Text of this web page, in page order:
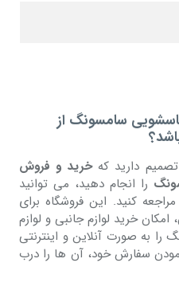
سامسونگ از
دارید که خرید و فروش
را انجام دهید، می توانید
کنید. این فروشگاه برای
خرید لوازم جانبی و لوازم
به صورت آنلاین و اینترنتی
سفارش خود، آن ها را درب